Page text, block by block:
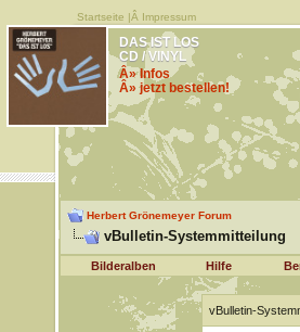
Startseite |Â Impressum
DAS IST LOS
CD / VINYL
Â» Infos
Â» jetzt bestellen!
Herbert Grönemeyer Forum
vBulletin-Systemmitteilung
Bilderalben Hilfe
vBulletin-